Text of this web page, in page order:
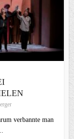
verbannte man